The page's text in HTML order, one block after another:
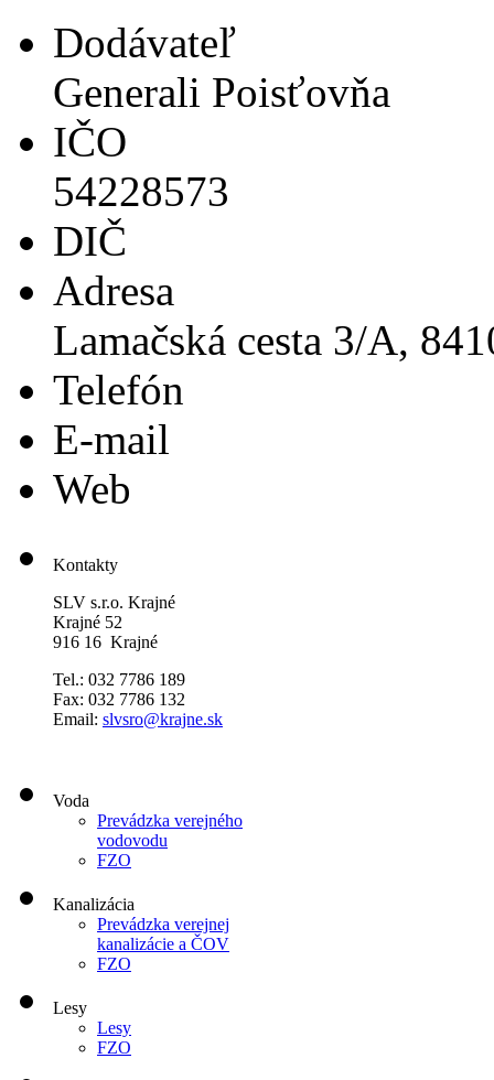
Dodávateľ
Generali Poisťovňa
IČO
54228573
DIČ
Adresa
Lamačská cesta 3/A,
Telefón
E-mail
Web
Kontakty
SLV s.r.o. Krajné
Krajné 52
916 16 Krajné
Tel.: 032 7786 189
Fax: 032 7786 132
Email: slvsro@krajne.sk
Voda
Prevádzka verejného
vodovodu
FZO
Kanalizácia
Prevádzka verejnej
kanalizácie a ČOV
FZO
Lesy
Lesy
FZO